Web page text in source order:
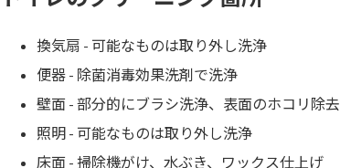
換気扇 - 可能なものは取り外し洗浄
便器 - 除菌消毒効果洗剤で洗浄
壁面 - 部分的にブラシ洗浄、表面のホコリ除去
照明 - 可能なものは取り外し洗浄
床面 - 掃除機がけ、水ぶき、ワックス仕上げ